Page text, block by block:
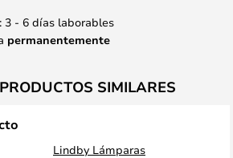
3 - 6 días laborables
permanentemente
SIMILARES
Lindby Lámparas